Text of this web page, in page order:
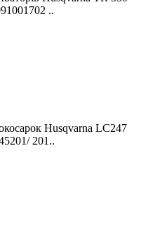
..
Husqvarna LC247
201..